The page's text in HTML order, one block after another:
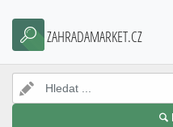
ZAHRADAMARKET.CZ